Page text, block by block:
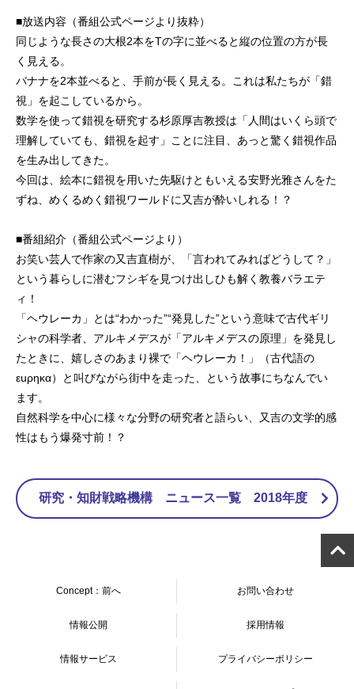
■放送内容（番組公式ページより抜粋）
同じような長さの大根2本をTの字に並べると縦の位置の方が長
く見える。
バナナを2本並べると、手前が長く見える。これは私たちが「錯
視」を起こしているから。
数学を使って錯視を研究する杉原厚吉教授は「人間はいくら頭で
理解していても、錯視を起す」ことに注目、あっと驚く錯視作品
を生み出してきた。
今回は、絵本に錯視を用いた先駆けともいえる安野光雅さんをた
ずね、めくるめく錯視ワールドに又吉が酔いしれる！？
■番組紹介（番組公式ページより）
お笑い芸人で作家の又吉直樹が、「言われてみればどうして？」
という暮らしに潜むフシギを見つけ出しひも解く教養バラエテ
ィ！
「ヘウレーカ」とは“わかった”“発見した”という意味で古代ギリ
シャの科学者、アルキメデスが「アルキメデスの原理」を発見し
たときに、嬉しさのあまり裸で「ヘウレーカ！」（古代語の
εuρηκα）と叫びながら街中を走った、という故事にちなんでい
ます。
自然科学を中心に様々な分野の研究者と語らい、又吉の文学的感
性はもう爆発寸前！？
研究・知財戦略機構 ニュース一覧 2018年度
Concept：前へ お問い合わせ
情報公開 採用情報
情報サービス プライバシーポリシー